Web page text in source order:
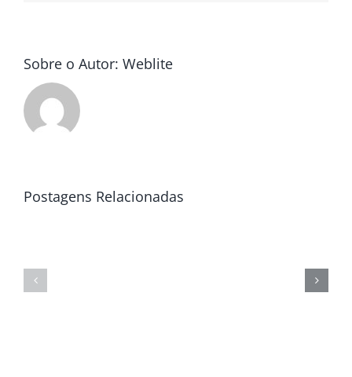
Sobre o Autor: Weblite
Postagens Relacionadas